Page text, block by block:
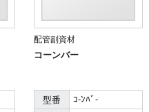
配管副資材
コーンバー
型番
ｺ-ﾝﾊﾞ-